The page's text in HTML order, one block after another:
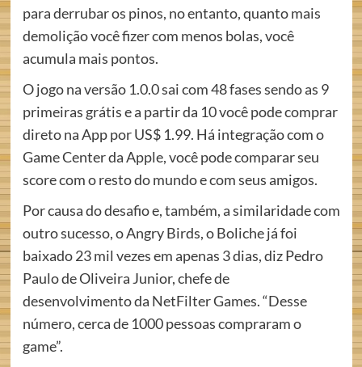
para derrubar os pinos, no entanto, quanto mais
demolição você fizer com menos bolas, você
acumula mais pontos.
O jogo na versão 1.0.0 sai com 48 fases sendo as 9
primeiras grátis e a partir da 10 você pode comprar
direto na App por US$ 1.99. Há integração com o
Game Center da Apple, você pode comparar seu
score com o resto do mundo e com seus amigos.
Por causa do desafio e, também, a similaridade com
outro sucesso, o Angry Birds, o Boliche já foi
baixado 23 mil vezes em apenas 3 dias, diz Pedro
Paulo de Oliveira Junior, chefe de
desenvolvimento da NetFilter Games. “Desse
número, cerca de 1000 pessoas compraram o
game”.